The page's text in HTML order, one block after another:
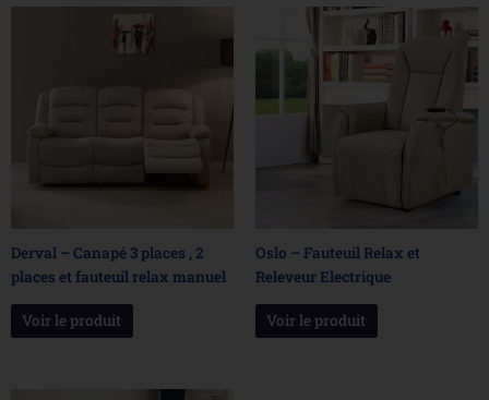
Derval – Canapé 3 places , 2
places et fauteuil relax manuel
Voir le produit
Oslo – Fauteuil Relax et
Releveur Electrique
Voir le produit